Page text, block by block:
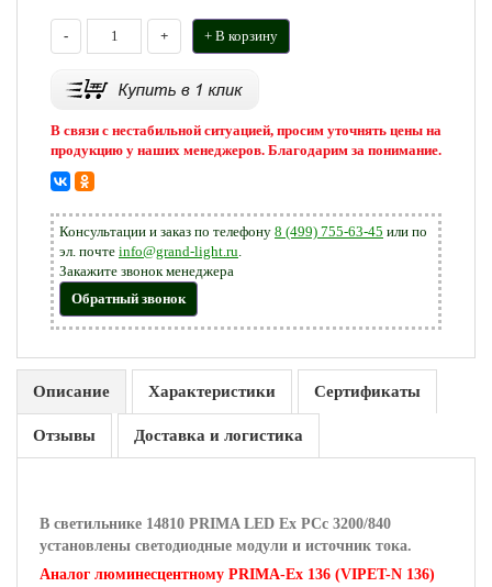
- + + В корзину
В связи с нестабильной ситуацией, просим уточнять цены на
продукцию у наших менеджеров. Благодарим за понимание.
Консультации и заказ по телефону 8 (499) 755-63-45 или по
эл. почте info@grand-light.ru.
Закажите звонок менеджера
Обратный звонок
Описание Характеристики Сертификаты
Отзывы Доставка и логистика
В светильнике 14810 PRIMA LED Ex PCc 3200/840
установлены светодиодные модули и источник тока.
Аналог люминесцентному PRIMA-Ex 136 (VIPET-N 136)